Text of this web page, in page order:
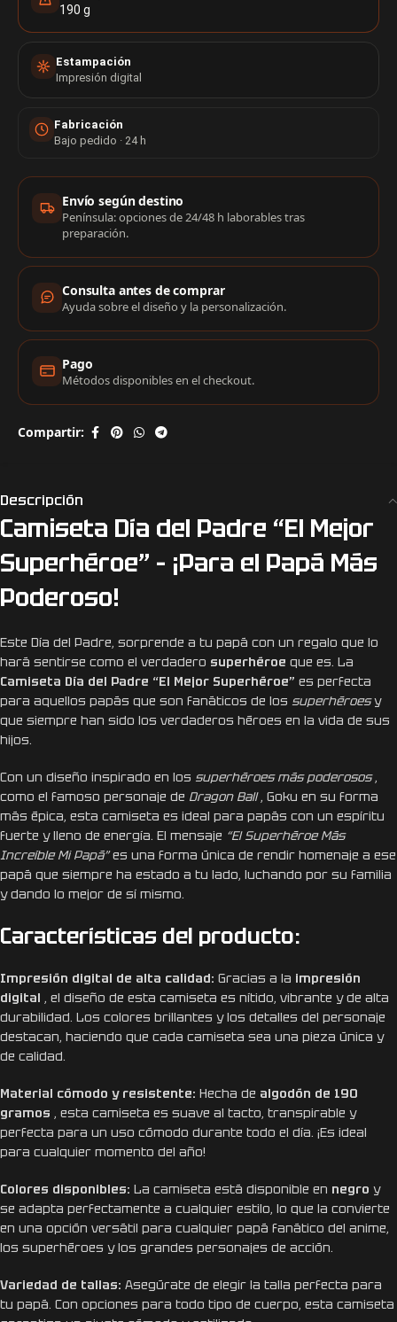
190 g
Estampación
Impresión digital
Fabricación
Bajo pedido · 24 h
Información de compra
Envío según destino
Península: opciones de 24/48 h laborables tras
preparación.
Consulta antes de comprar
Ayuda sobre el diseño y la personalización.
Pago
Métodos disponibles en el checkout.
Compartir:
Descripción
Camiseta Día del Padre “El Mejor
Superhéroe” – ¡Para el Papá Más
Poderoso!
Este Día del Padre, sorprende a tu papá con un regalo que lo
hará sentirse como el verdadero superhéroe que es. La
Camiseta Día del Padre “El Mejor Superhéroe” es perfecta
para aquellos papás que son fanáticos de los superhéroesy
que siempre han sido los verdaderos héroes en la vida de sus
hijos.
Con un diseño inspirado en los superhéroes más poderosos,
como el famoso personaje de Dragon Ball, Goku en su forma
más épica, esta camiseta es ideal para papás con un espíritu
fuerte y lleno de energía. El mensaje “El Superhéroe Más
Increíble Mi Papá”es una forma única de rendir homenaje a ese
papá que siempre ha estado a tu lado, luchando por su familia
y dando lo mejor de sí mismo.
Características del producto:
Impresión digital de alta calidad: Gracias a la impresión
digital , el diseño de esta camiseta es nítido, vibrante y de alta
durabilidad. Los colores brillantes y los detalles del personaje
destacan, haciendo que cada camiseta sea una pieza única y
de calidad.
Material cómodo y resistente: Hecha de algodón de 190
gramos , esta camiseta es suave al tacto, transpirable y
perfecta para un uso cómodo durante todo el día. ¡Es ideal
para cualquier momento del año!
Colores disponibles: La camiseta está disponible en negro y
se adapta perfectamente a cualquier estilo, lo que la convierte
en una opción versátil para cualquier papá fanático del anime,
los superhéroes y los grandes personajes de acción.
Variedad de tallas: Asegúrate de elegir la talla perfecta para
tu papá. Con opciones para todo tipo de cuerpo, esta camiseta